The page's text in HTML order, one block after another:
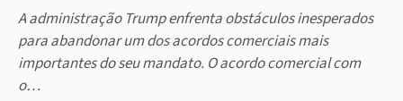
A administração Trump enfrenta obstáculos inesperados
para abandonar um dos acordos comerciais mais
importantes do seu mandato. O acordo comercial com
o…